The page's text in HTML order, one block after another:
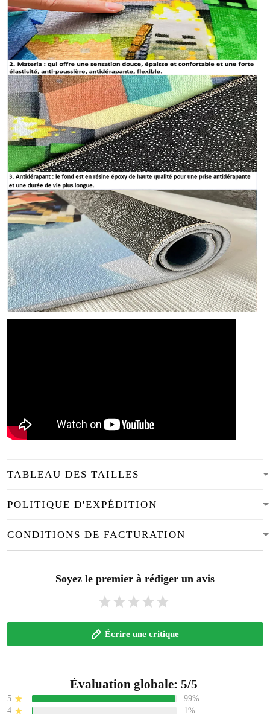
TABLEAU DES TAILLES
POLITIQUE D'EXPÉDITION
CONDITIONS DE FACTURATION
Soyez le premier à rédiger un avis
Écrire une critique
Évaluation globale: 5/5
5
99%
4
1%